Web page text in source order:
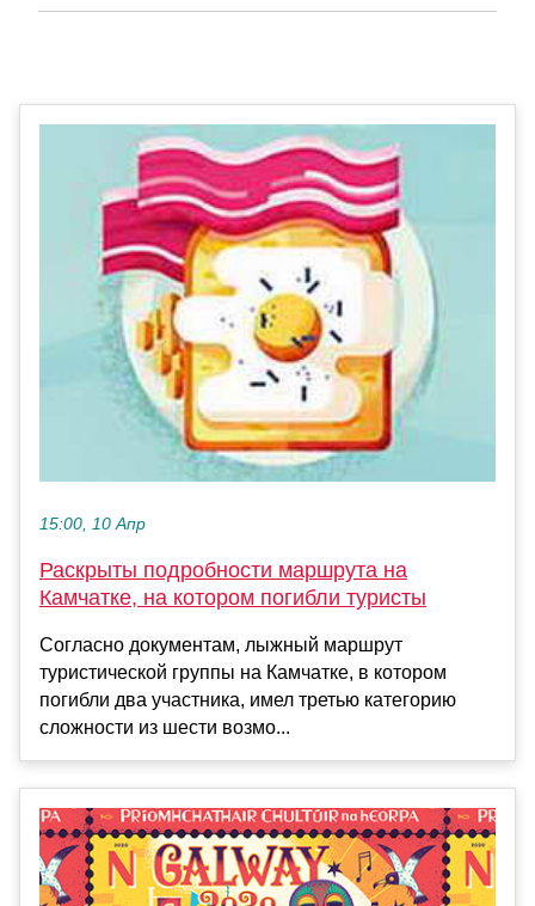
15:00, 10 Апр
Раскрыты подробности маршрута на
Камчатке, на котором погибли туристы
Согласно документам, лыжный маршрут
туристической группы на Камчатке, в котором
погибли два участника, имел третью категорию
сложности из шести возмо...